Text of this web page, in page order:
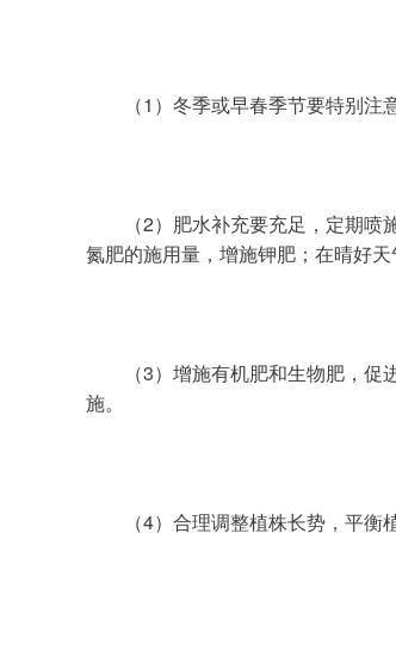
（1）冬季或早春季节要特别
（2）肥水补充要充足，定期
氮肥的施用量，增施钾肥；在晴好
施。
（4）合理调整植株长势，平